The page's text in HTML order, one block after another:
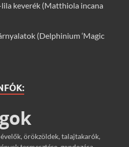
keverék (Matthiola incana
(Delphinium ‘Magic
örökzöldek, talajtakarók,